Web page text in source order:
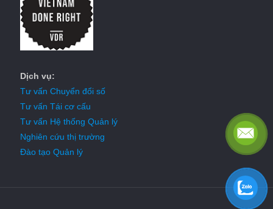
Dịch vụ:
Tư vấn Chuyển đổi số
Tư vấn Tái cơ cấu
Tư vấn Hệ thống Quản lý
Nghiên cứu thị trường
Đào tạo Quản lý